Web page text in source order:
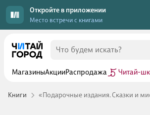
Откройте в приложении
Место встречи с книгами
МагазиныАкцииРаспродажа Читай-
Книги «Подарочные издания. Сказки и